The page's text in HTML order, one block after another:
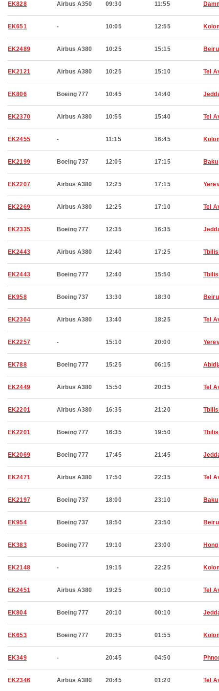
EK828 Airbus A350 09:30 11:55
EK651 - 10:05 12:55
EK2489 Airbus A380 10:25 15:15
EK2121 Airbus A380 10:25 15:10 Tel
EK806 Boeing 777 10:45 14:40
EK2370 Airbus A380 10:55 15:40 Tel
EK2455 - 11:15 16:45
EK2199 Boeing 737 12:05 17:15 Baku
EK2207 Airbus A380 12:25 17:15
EK2269 Airbus A380 12:25 17:10 Tel
EK2335 Boeing 777 12:35 16:35
EK2443 Airbus A380 12:40 17:25
EK2443 Boeing 777 12:40 15:50
EK958 Boeing 737 13:30 18:30
EK2364 Airbus A380 13:40 18:25 Tel
EK2257 - 15:10 20:00
EK788 Boeing 777 15:25 06:15
EK2449 Airbus A380 15:50 20:35 Tel
EK2201 Airbus A380 16:35 21:20
EK2201 Boeing 777 16:35 19:50
EK2069 Boeing 777 17:45 21:45
EK2471 Airbus A380 17:50 22:35 Tel
EK2197 Boeing 737 18:00 23:10 Baku
EK954 Boeing 737 18:50 23:50
EK383 Boeing 777 19:10 23:00
EK2148 - 19:15 22:25
EK2451 Airbus A380 19:25 00:10 Tel
EK804 Boeing 777 20:10 00:10
EK653 Boeing 777 20:35 01:55
EK349 - 20:45 04:50
EK2346 Airbus A380 20:45 01:20 Tel